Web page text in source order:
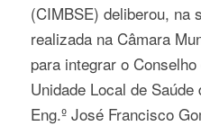
(CIMBSE) deliberou, na
realizada na Câmara
para integrar o
Unidade Local de
Eng.º José Francisco